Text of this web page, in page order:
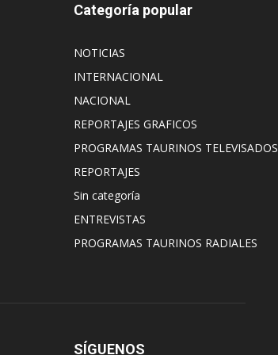
Categoría popular
NOTICIAS
INTERNACIONAL
NACIONAL
REPORTAJES GRAFICOS
PROGRAMAS TAURINOS TELEVISADOS
REPORTAJES
Sin categoría
ENTREVISTAS
PROGRAMAS TAURINOS RADIALES
SÍGUENOS